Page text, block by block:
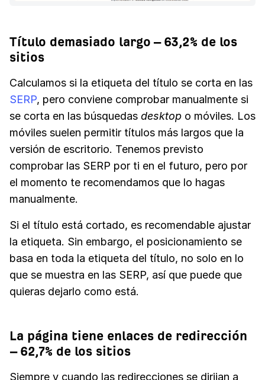
Título demasiado largo – 63,2% de los
sitios
Calculamos si la etiqueta del título se corta en las
SERP, pero conviene comprobar manualmente si
se corta en las búsquedas desktop o móviles. Los
móviles suelen permitir títulos más largos que la
versión de escritorio. Tenemos previsto
comprobar las SERP por ti en el futuro, pero por
el momento te recomendamos que lo hagas
manualmente.
Si el título está cortado, es recomendable ajustar
la etiqueta. Sin embargo, el posicionamiento se
basa en toda la etiqueta del título, no solo en lo
que se muestra en las SERP, así que puede que
quieras dejarlo como está.
La página tiene enlaces de redirección
– 62,7% de los sitios
Siempre y cuando las redirecciones se dirijan a